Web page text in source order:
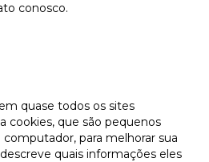
conosco.
quase todos os sites
cookies, que são pequenos
computador, para melhorar sua
quais informações eles